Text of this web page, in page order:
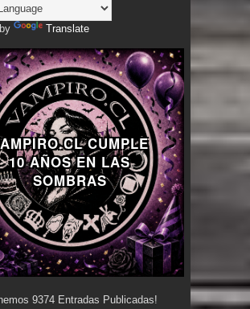
Translate
CUMPLE
10 AÑOS EN LAS
SOMBRAS
9374Entradas Publicadas!